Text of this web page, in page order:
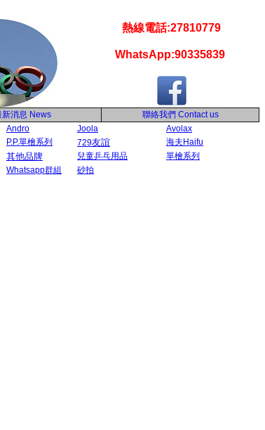
熱線電話:27810779
WhatsApp:90335839
新消息 News 聯絡我們 Contact us
Andro Joola
Avolax
P.P.單檜系列 729友誼
海夫Haifu
其他品牌 兒童乒乓用品
單檜系列
Whatsapp群組 砂拍